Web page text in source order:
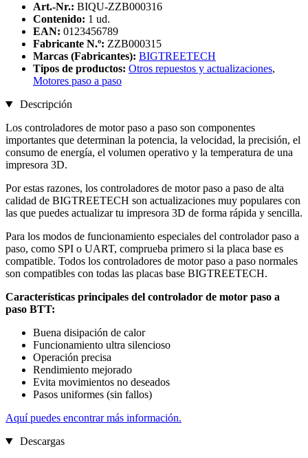
Art.-Nr.: BIQU-ZZB000316
Contenido: 1 ud.
EAN: 0123456789
Fabricante N.º: ZZB000315
Marcas (Fabricantes): BIGTREETECH
Tipos de productos: Otros repuestos y actualizaciones,
Motores paso a paso
Descripción
Los controladores de motor paso a paso son componentes
importantes que determinan la potencia, la velocidad, la precisión, el
consumo de energía, el volumen operativo y la temperatura de una
impresora 3D.
Por estas razones, los controladores de motor paso a paso de alta
calidad de BIGTREETECH son actualizaciones muy populares con
las que puedes actualizar tu impresora 3D de forma rápida y sencilla.
Para los modos de funcionamiento especiales del controlador paso a
paso, como SPI o UART, comprueba primero si la placa base es
compatible. Todos los controladores de motor paso a paso normales
son compatibles con todas las placas base BIGTREETECH.
Características principales del controlador de motor paso a
paso BTT:
Buena disipación de calor
Funcionamiento ultra silencioso
Operación precisa
Rendimiento mejorado
Evita movimientos no deseados
Pasos uniformes (sin fallos)
Aquí puedes encontrar más información.
Descargas